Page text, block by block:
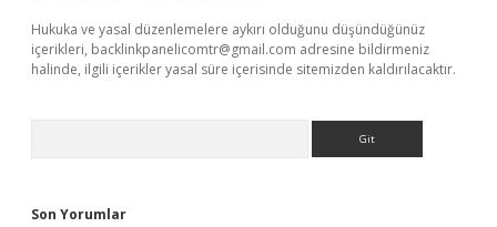
Hukuka ve yasal düzenlemelere aykırı olduğunu düşündüğünüz
içerikleri, backlinkpanelicomtr@gmail.com adresine bildirmeniz
halinde, ilgili içerikler yasal süre içerisinde sitemizden kaldırılacaktır.
Son Yorumlar